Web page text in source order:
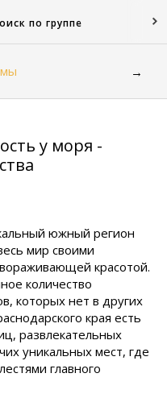
по группе
→
у моря -
южный регион
мир своими
красотой.
количество
которых нет в других
края есть
развлекательных
уникальных мест, где
главного